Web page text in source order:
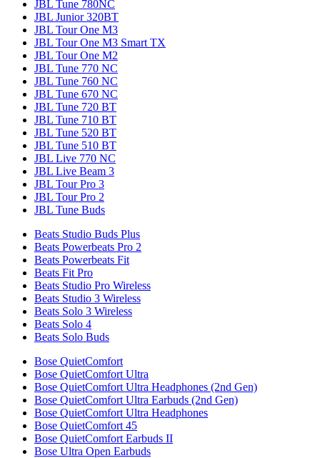
JBL Tune 780NC
JBL Junior 320BT
JBL Tour One M3
JBL Tour One M3 Smart TX
JBL Tour One M2
JBL Tune 770 NC
JBL Tune 760 NC
JBL Tune 670 NC
JBL Tune 720 BT
JBL Tune 710 BT
JBL Tune 520 BT
JBL Tune 510 BT
JBL Live 770 NC
JBL Live Beam 3
JBL Tour Pro 3
JBL Tour Pro 2
JBL Tune Buds
Beats Studio Buds Plus
Beats Powerbeats Pro 2
Beats Powerbeats Fit
Beats Fit Pro
Beats Studio Pro Wireless
Beats Studio 3 Wireless
Beats Solo 3 Wireless
Beats Solo 4
Beats Solo Buds
Bose QuietComfort
Bose QuietComfort Ultra
Bose QuietComfort Ultra Headphones (2nd Gen)
Bose QuietComfort Ultra Earbuds (2nd Gen)
Bose QuietComfort Ultra Headphones
Bose QuietComfort 45
Bose QuietComfort Earbuds II
Bose Ultra Open Earbuds